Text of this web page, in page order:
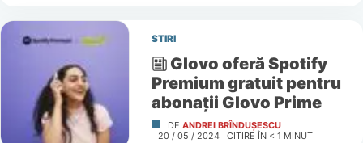
STIRI
Glovo oferă Spotify
Premium gratuit pentru
abonații Glovo Prime
DE ANDREI BRÎNDUȘESCU
20 / 05 / 2024
CITIRE ÎN < 1 MINUT